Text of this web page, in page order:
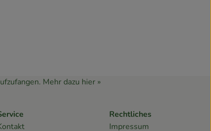
Mehr dazu hier »
Rechtliches
Impressum